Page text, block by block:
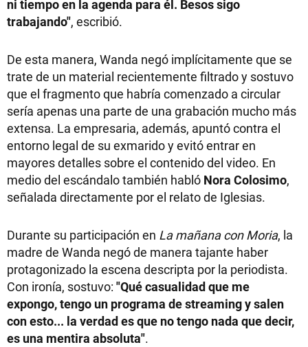
ni tiempo en la agenda para él. Besos sigo
trabajando", escribió.
De esta manera, Wanda negó implícitamente que se
trate de un material recientemente filtrado y sostuvo
que el fragmento que habría comenzado a circular
sería apenas una parte de una grabación mucho más
extensa. La empresaria, además, apuntó contra el
entorno legal de su exmarido y evitó entrar en
mayores detalles sobre el contenido del video. En
medio del escándalo también habló Nora Colosimo,
señalada directamente por el relato de Iglesias.
Durante su participación en La mañana con Moria, la
madre de Wanda negó de manera tajante haber
protagonizado la escena descripta por la periodista.
Con ironía, sostuvo: "Qué casualidad que me
expongo, tengo un programa de streaming y salen
con esto... la verdad es que no tengo nada que decir,
es una mentira absoluta".